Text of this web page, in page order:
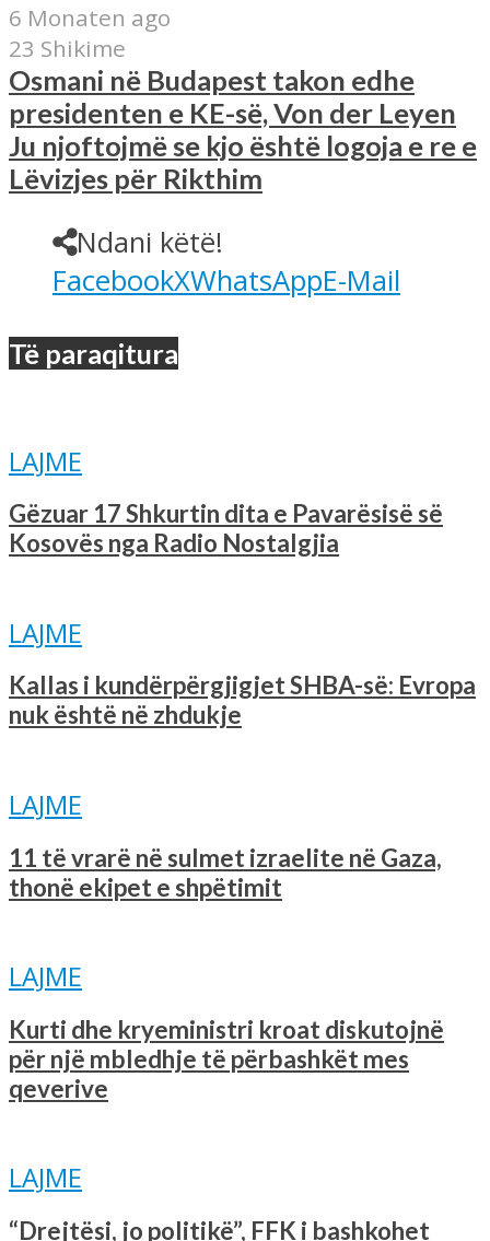
6 Monaten ago
23 Shikime
Osmani në Budapest takon edhe
presidenten e KE-së, Von der Leyen
Ju njoftojmë se kjo është logoja e re e
Lëvizjes për Rikthim
Ndani këtë!
FacebookXWhatsAppE-Mail
Të paraqitura
LAJME
Gëzuar 17 Shkurtin dita e Pavarësisë së
Kosovës nga Radio Nostalgjia
LAJME
Kallas i kundërpërgjigjet SHBA-së: Evropa
nuk është në zhdukje
LAJME
11 të vrarë në sulmet izraelite në Gaza,
thonë ekipet e shpëtimit
LAJME
Kurti dhe kryeministri kroat diskutojnë
për një mbledhje të përbashkët mes
qeverive
LAJME
“Drejtësi, jo politikë”, FFK i bashkohet